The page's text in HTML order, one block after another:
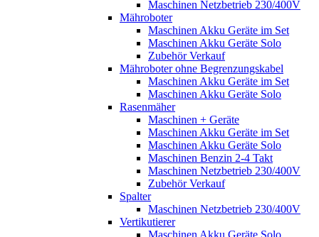
Maschinen Netzbetrieb 230/400V
Mähroboter
Maschinen Akku Geräte im Set
Maschinen Akku Geräte Solo
Zubehör Verkauf
Mähroboter ohne Begrenzungskabel
Maschinen Akku Geräte im Set
Maschinen Akku Geräte Solo
Rasenmäher
Maschinen + Geräte
Maschinen Akku Geräte im Set
Maschinen Akku Geräte Solo
Maschinen Benzin 2-4 Takt
Maschinen Netzbetrieb 230/400V
Zubehör Verkauf
Spalter
Maschinen Netzbetrieb 230/400V
Vertikutierer
Maschinen Akku Geräte Solo